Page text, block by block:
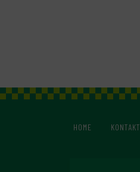
HOME KONTAKT